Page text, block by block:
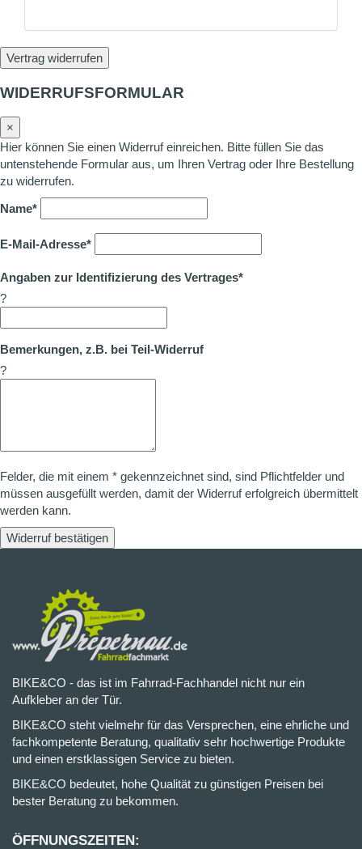
Vertrag widerrufen
WIDERRUFSFORMULAR
×
Hier können Sie einen Widerruf einreichen. Bitte füllen Sie das
untenstehende Formular aus, um Ihren Vertrag oder Ihre Bestellung
zu widerrufen.
Name*
E-Mail-Adresse*
Angaben zur Identifizierung des Vertrages*
?
Bemerkungen, z.B. bei Teil-Widerruf
?
Felder, die mit einem * gekennzeichnet sind, sind Pflichtfelder und
müssen ausgefüllt werden, damit der Widerruf erfolgreich übermittelt
werden kann.
Widerruf bestätigen
BIKE&CO - das ist im Fahrrad-Fachhandel nicht nur ein
Aufkleber an der Tür.
BIKE&CO steht vielmehr für das Versprechen, eine ehrliche und
fachkompetente Beratung, qualitativ sehr hochwertige Produkte
und einen erstklassigen Service zu bieten.
BIKE&CO bedeutet, hohe Qualität zu günstigen Preisen bei
bester Beratung zu bekommen.
ÖFFNUNGSZEITEN: